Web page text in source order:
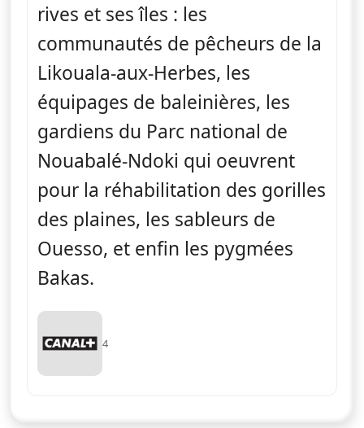
rives et ses îles : les
communautés de pêcheurs de la
Likouala-aux-Herbes, les
équipages de baleinières, les
gardiens du Parc national de
Nouabalé-Ndoki qui oeuvrent
pour la réhabilitation des gorilles
des plaines, les sableurs de
Ouesso, et enfin les pygmées
Bakas.
4